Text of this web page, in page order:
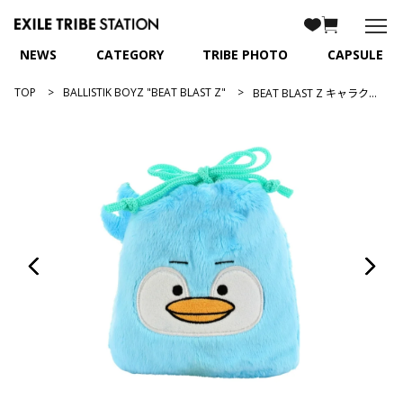
NEWS CATEGORY TRIBE PHOTO CAPSULE
TOP BALLISTIK BOYZ "BEAT BLAST Z" BEAT BLAST Z キャラクター巾着/ぷぷちゃん